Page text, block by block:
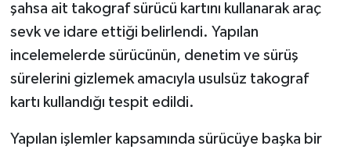
şahsa ait takograf sürücü kartını kullanarak araç
sevk ve idare ettiği belirlendi. Yapılan
incelemelerde sürücünün, denetim ve sürüş
sürelerini gizlemek amacıyla usulsüz takograf
kartı kullandığı tespit edildi.
Yapılan işlemler kapsamında sürücüye başka bir